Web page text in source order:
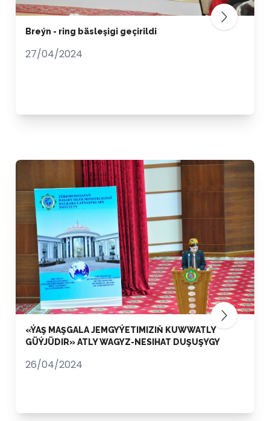
Breýn - ring bäsleşigi geçirildi
27/04/2024
«ÝAŞ MAŞGALA JEMGYÝETIMIZIŇ KUWWATLY
GÜÝJÜDIR» ATLY WAGYZ-NESIHAT DUŞUŞYGY
26/04/2024